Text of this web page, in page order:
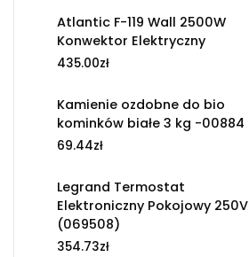
Atlantic F-119 Wall 2500W
Konwektor Elektryczny
435.00zł
Kamienie ozdobne do bio
kominków białe 3 kg -00884
69.44zł
Legrand Termostat
Elektroniczny Pokojowy 250V
(069508)
354.73zł